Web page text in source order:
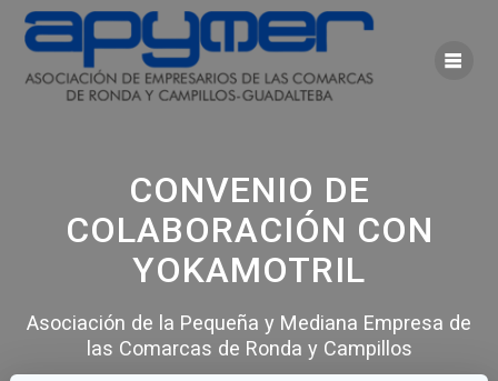
Saltar
contenido
CONVENIO DE
COLABORACIÓN CON
YOKAMOTRIL
Asociación de la Pequeña y Mediana Empresa de
las Comarcas de Ronda y Campillos